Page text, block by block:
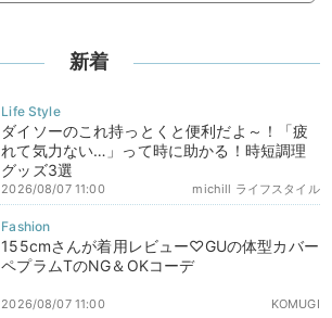
新着
ダイソーのこれ持っとくと便利だよ～！「疲
れて気力ない…」って時に助かる！時短調理
グッズ3選
michill ライフスタイル
2026/08/07 11:00
155cmさんが着用レビュー♡GUの体型カバー
ペプラムTのNG＆OKコーデ
KOMUGI
2026/08/07 11:00